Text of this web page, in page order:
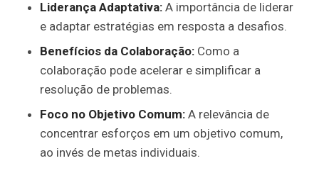
Liderança Adaptativa: A importância de liderar
e adaptar estratégias em resposta a desafios.
Benefícios da Colaboração: Como a
colaboração pode acelerar e simplificar a
resolução de problemas.
Foco no Objetivo Comum: A relevância de
concentrar esforços em um objetivo comum,
ao invés de metas individuais.